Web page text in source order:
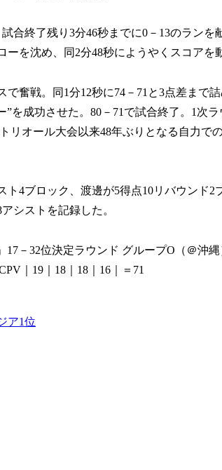
合終了残り3分46秒までに0－13のランを
を沈め、同2分48秒にようやくスコアを
奮戦。同1分12秒に74－71と3点差まで
を成功させた。80－71で試合終了。1次
リオール大会以来48年ぶりとなる自力で
ト4ブロック、渡邊が5得点10リバウンド
シストを記録した。
－32位決定ラウンド グループO（＠沖
｜19｜18｜18｜16｜＝71
ア1位